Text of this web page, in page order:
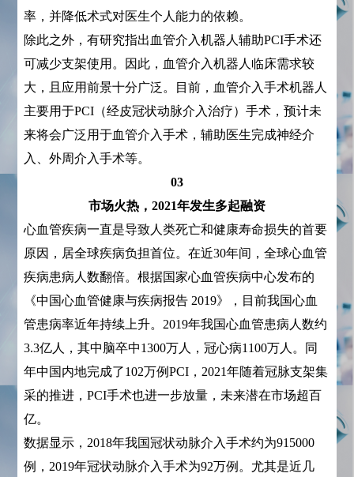
率，并降低术式对医生个人能力的依赖。
除此之外，有研究指出血管介入机器人辅助PCI手术还
可减少支架使用。因此，血管介入机器人临床需求较
大，且应用前景十分广泛。目前，血管介入手术机器人
主要用于PCI（经皮冠状动脉介入治疗）手术，预计未
来将会广泛用于血管介入手术，辅助医生完成神经介
入、外周介入手术等。
03
市场火热，2021年发生多起融资
心血管疾病一直是导致人类死亡和健康寿命损失的首要
原因，居全球疾病负担首位。在近30年间，全球心血管
疾病患病人数翻倍。根据国家心血管疾病中心发布的
《中国心血管健康与疾病报告 2019》，目前我国心血
管患病率近年持续上升。2019年我国心血管患病人数约
3.3亿人，其中脑卒中1300万人，冠心病1100万人。同
年中国内地完成了102万例PCI，2021年随着冠脉支架集
采的推进，PCI手术也进一步放量，未来潜在市场超百
亿。
数据显示，2018年我国冠状动脉介入手术约为915000
例，2019年冠状动脉介入手术为92万例。尤其是近几